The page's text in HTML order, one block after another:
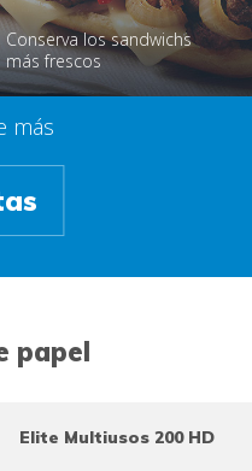
Conserva los sandwichs
más frescos
más
papel
Elite Multiusos 200 HD